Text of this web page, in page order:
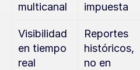
multicanal
impuesta
Visibilidad
en tiempo
real
Reportes
históricos,
no en